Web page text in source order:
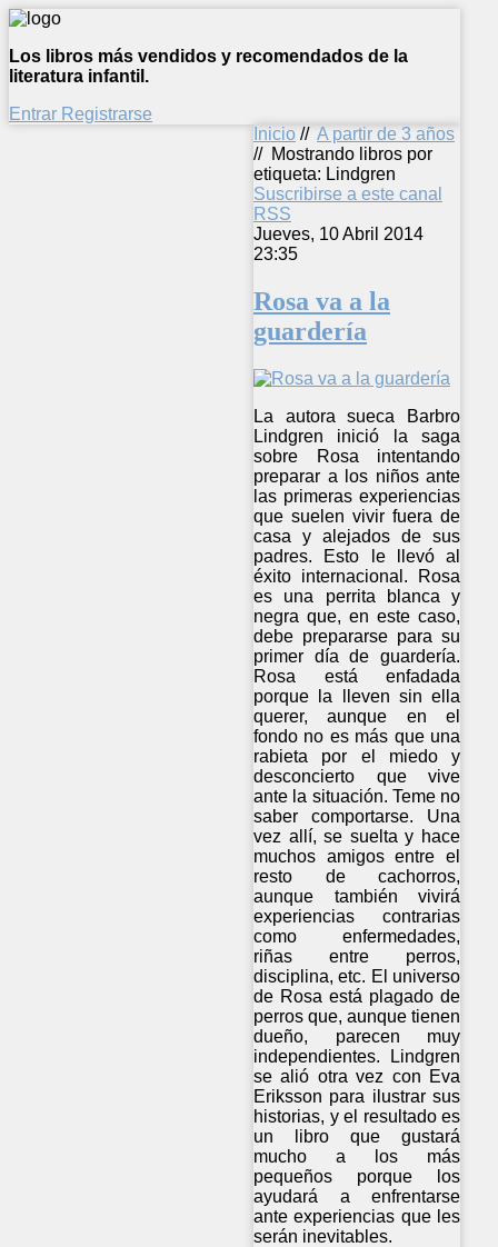
Los libros más vendidos y recomendados de la
literatura infantil.
Entrar Registrarse
Inicio // A partir de 3 años
// Mostrando libros por
etiqueta: Lindgren
Suscribirse a este canal
RSS
Jueves, 10 Abril 2014
23:35
Rosa va a la
guardería
La autora sueca Barbro
Lindgren inició la saga
sobre Rosa intentando
preparar a los niños ante
las primeras experiencias
que suelen vivir fuera de
casa y alejados de sus
padres. Esto le llevó al
éxito internacional. Rosa
es una perrita blanca y
negra que, en este caso,
debe prepararse para su
primer día de guardería.
Rosa está enfadada
porque la lleven sin ella
querer, aunque en el
fondo no es más que una
rabieta por el miedo y
desconcierto que vive
ante la situación. Teme no
saber comportarse. Una
vez allí, se suelta y hace
muchos amigos entre el
resto de cachorros,
aunque también vivirá
experiencias contrarias
como enfermedades,
riñas entre perros,
disciplina, etc. El universo
de Rosa está plagado de
perros que, aunque tienen
dueño, parecen muy
independientes. Lindgren
se alió otra vez con Eva
Eriksson para ilustrar sus
historias, y el resultado es
un libro que gustará
mucho a los más
pequeños porque los
ayudará a enfrentarse
ante experiencias que les
serán inevitables.